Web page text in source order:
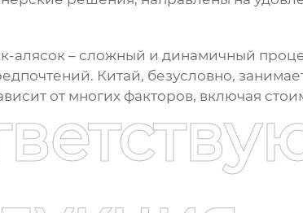
алясок– сложный и динамичный
Китай, безусловно,
от многих факторов, включая